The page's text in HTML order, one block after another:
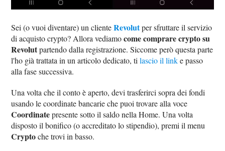
Sei (o vuoi diventare) un clienteRevolutper sfruttare il servizio
di acquisto crypto? Allora vediamocome comprare crypto su
Revolutpartendo dalla registrazione. Siccome però questa parte
l'ho già trattata in un articolo dedicato, tilascio il linke passo
alla fase successiva.
Una volta che il conto è aperto, devi trasferirci sopra dei fondi
usando le coordinate bancarie che puoi trovare alla voce
Coordinatepresente sotto il saldo nella Home. Una volta
disposto il bonifico (o accreditato lo stipendio), premi il menu
Cryptoche trovi in basso.